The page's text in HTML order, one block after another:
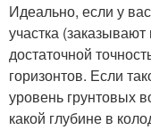
Идеально, если у
участка
достаточной
горизонтов. Если
уровень грунтовых
какой глубине в